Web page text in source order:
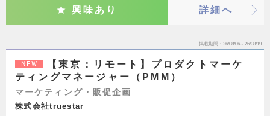
興味あり 詳細へ
掲載期間 26/08/06～26/08/19
NEW
【東京：リモート】プロダクトマーケ
ティングマネージャー（PMM）
マーケティング・販促企画
株式会社truestar